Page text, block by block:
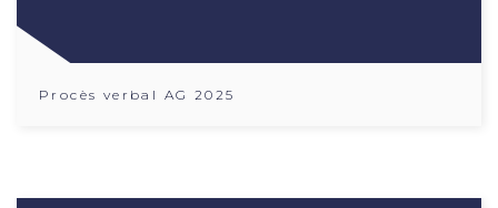
Procès verbal AG 2025